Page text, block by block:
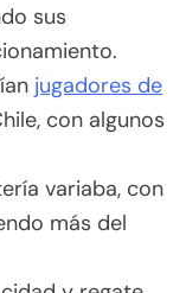
sus
jugadores de
con algunos
variaba, con
más del